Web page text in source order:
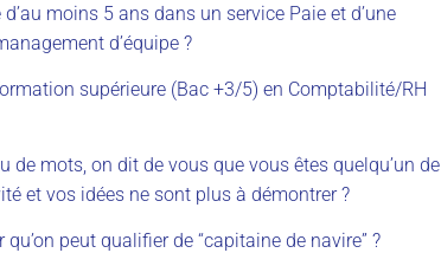
moins 5 ans dans un service Paie et d’une
d’équipe ?
supérieure (Bac +3/5) en Comptabilité/RH
de mots, on dit de vous que vous êtes quelqu’un de
et vos idées ne sont plus à démontrer ?
qu’on peut qualifier de “capitaine de navire” ?